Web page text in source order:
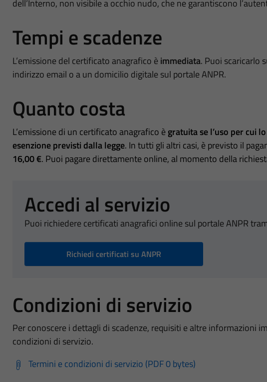
dell’Interno, non visibile a occhio nudo, che ne garantiscono
Tempi e scadenze
L’emissione del certificato anagrafico è immediata. Puoi scaricarlo
indirizzo email o a un domicilio digitale sul portale ANPR.
Quanto costa
L’emissione di un certificato anagrafico ègratuita se l’uso per cui
esenzione previsti dalla legge. In tutti gli altri casi, è previsto il
16,00 €. Puoi pagare direttamente online, al momento della
Accedi al servizio
Puoi richiedere certificati anagrafici online sul portale ANPR
Richiedi certificati su ANPR
Condizioni di servizio
Per conoscere i dettagli di scadenze, requisiti e altre informazioni
condizioni di servizio.
Termini e condizioni di servizio (PDF 0 bytes)